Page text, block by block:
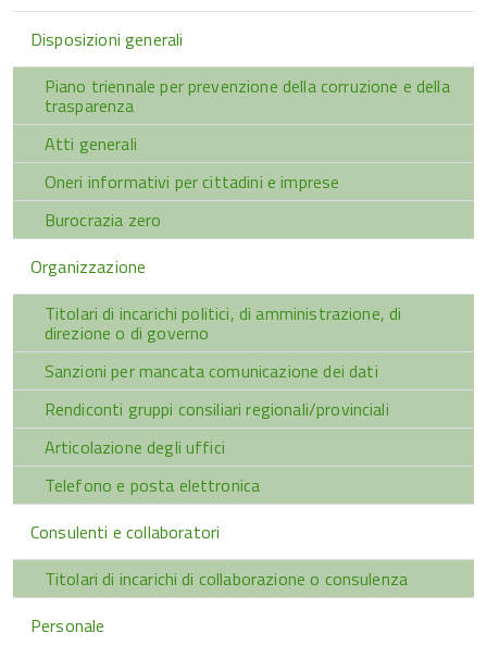
Disposizioni generali
Piano triennale per prevenzione della corruzione e della
trasparenza
Atti generali
Oneri informativi per cittadini e imprese
Burocrazia zero
Organizzazione
Titolari di incarichi politici, di amministrazione, di
direzione o di governo
Sanzioni per mancata comunicazione dei dati
Rendiconti gruppi consiliari regionali/provinciali
Articolazione degli uffici
Telefono e posta elettronica
Consulenti e collaboratori
Titolari di incarichi di collaborazione o consulenza
Personale